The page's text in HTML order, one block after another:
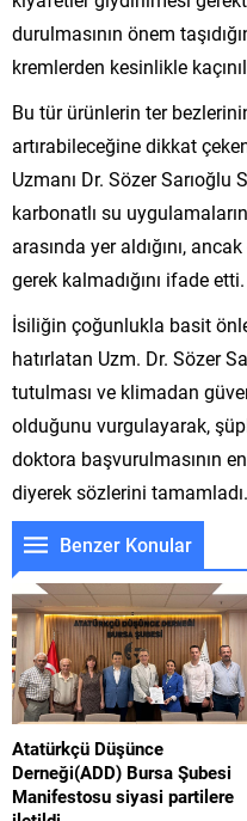
durulmasının önem
kremlerden kesinlikle
Bu tür ürünlerin ter
artırabileceğine dikkat
Uzmanı Dr. Sözer Sarıoğlu
karbonatlı su
arasında yer aldığını,
gerek kalmadığını ifade etti.
İsiliğin çoğunlukla basit
hatırlatan Uzm. Dr. Sözer
tutulması ve klimadan
olduğunu vurgulayarak,
doktora başvurulmasının
diyerek sözlerini tamamladı.
Benzer Konular
Atatürkçü Düşünce
Derneği(ADD) Bursa Şubesi
Manifestosu siyasi partilere